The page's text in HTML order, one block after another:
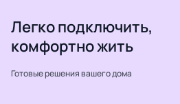
Легко подключить,
комфортно жить
Готовые решения вашего дома